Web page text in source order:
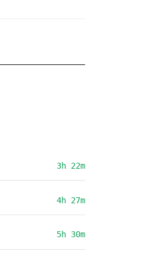
3h 22m
4h 27m
5h 30m